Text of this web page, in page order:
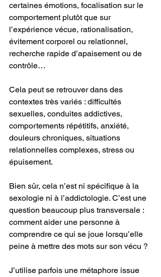
certaines émotions, focalisation sur le
comportement plutôt que sur
l’expérience vécue, rationalisation,
évitement corporel ou relationnel,
recherche rapide d’apaisement ou de
contrôle…
Cela peut se retrouver dans des
contextes très variés : difficultés
sexuelles, conduites addictives,
comportements répétitifs, anxiété,
douleurs chroniques, situations
relationnelles complexes, stress ou
épuisement.
Bien sûr, cela n’est ni spécifique à la
sexologie ni à l’addictologie. C’est une
question beaucoup plus transversale :
comment aider une personne à
comprendre ce qui se joue lorsqu’elle
peine à mettre des mots sur son vécu ?
J’utilise parfois une métaphore issue